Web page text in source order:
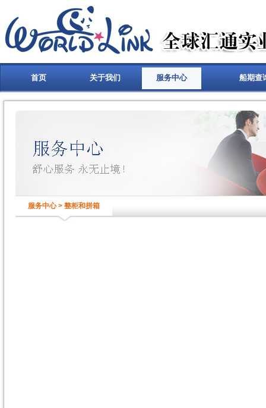
首页 关于我们 服务中心 船期查
服务中心 > 整柜和拼箱